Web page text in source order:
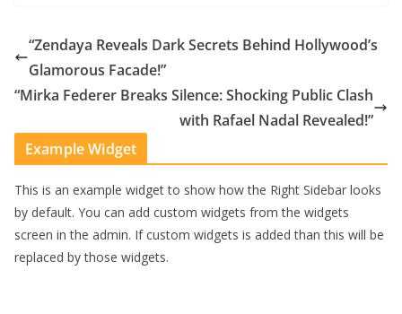
“Zendaya Reveals Dark Secrets Behind Hollywood’s
Glamorous Facade!”
“Mirka Federer Breaks Silence: Shocking Public Clash
with Rafael Nadal Revealed!”
Example Widget
This is an example widget to show how the Right Sidebar looks
by default. You can add custom widgets from the widgets
screen in the admin. If custom widgets is added than this will be
replaced by those widgets.